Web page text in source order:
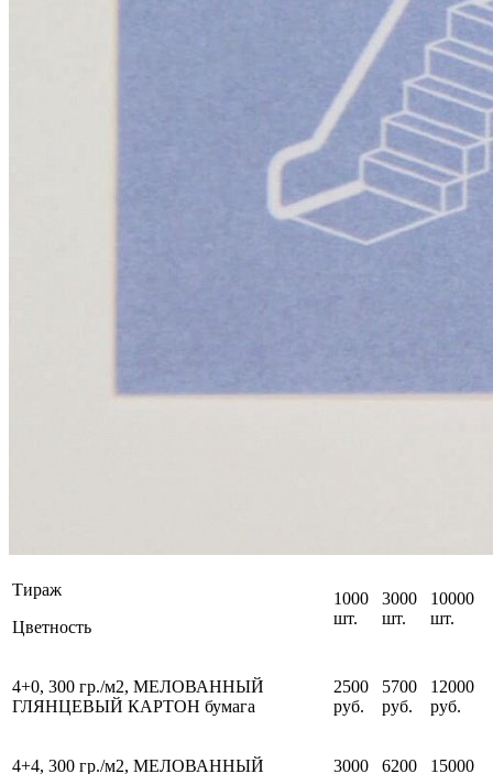
Тираж
Цветность
1000
шт.
3000
шт.
10000
шт.
4+0, 300 гр./м2, МЕЛОВАННЫЙ
ГЛЯНЦЕВЫЙ КАРТОН бумага
2500
руб.
5700
руб.
12000
руб.
4+4, 300 гр./м2, МЕЛОВАННЫЙ
3000
6200
15000